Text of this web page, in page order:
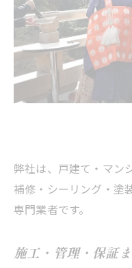
弊社は、戸建て・マン
補修・シーリング・塗
専門業者です。
施工・管理・保証